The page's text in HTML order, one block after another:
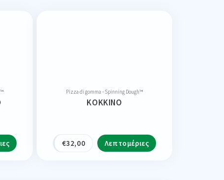
Pizza di gomma - Spinning Dough™
ΚΌΚΚΙΝΟ
€32,00 Λεπτομέριες